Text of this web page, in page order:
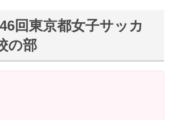
回東京都女子サッカ
の部